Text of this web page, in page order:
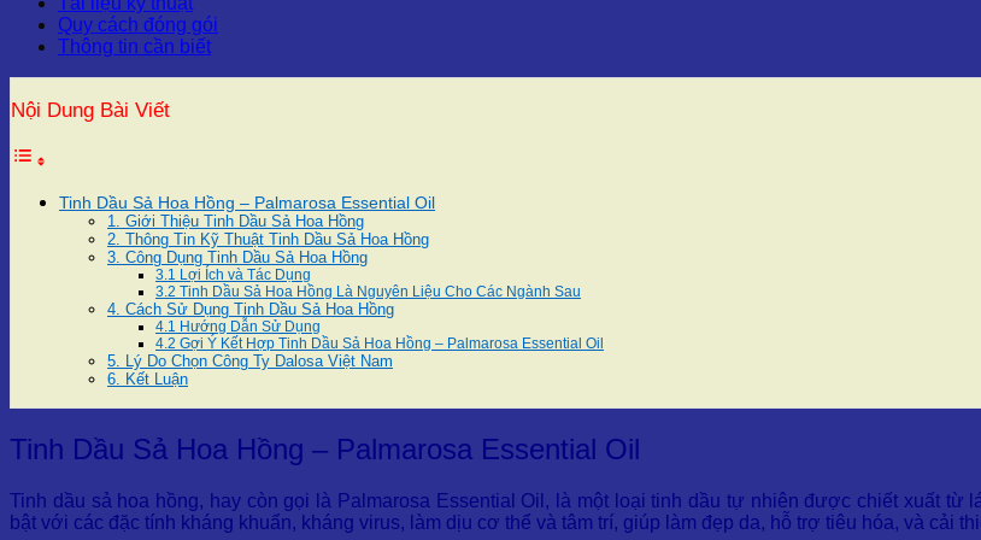
Quy cách đóng gói
Thông tin cần biết
Nội Dung Bài Viết
Tinh Dầu Sả Hoa Hồng – Palmarosa Essential Oil
1. Giới Thiệu Tinh Dầu Sả Hoa Hồng
2. Thông Tin Kỹ Thuật Tinh Dầu Sả Hoa Hồng
3. Công Dụng Tinh Dầu Sả Hoa Hồng
3.1 Lợi Ích và Tác Dụng
3.2 Tinh Dầu Sả Hoa Hồng Là Nguyên Liệu Cho Các Ngành Sau
4. Cách Sử Dụng Tinh Dầu Sả Hoa Hồng
4.1 Hướng Dẫn Sử Dụng
4.2 Gợi Ý Kết Hợp Tinh Dầu Sả Hoa Hồng – Palmarosa Essential Oil
5. Lý Do Chọn Công Ty Dalosa Việt Nam
6. Kết Luận
Tinh Dầu Sả Hoa Hồng – Palmarosa Essential Oil
Tinh dầu sả hoa hồng, hay còn gọi là Palmarosa Essential Oil, là một loại tinh dầu tự nhiên được chiết xuất từ
bật với các đặc tính kháng khuẩn, kháng virus, làm dịu cơ thể và tâm trí, giúp làm đẹp da, hỗ trợ tiêu hóa, và cải